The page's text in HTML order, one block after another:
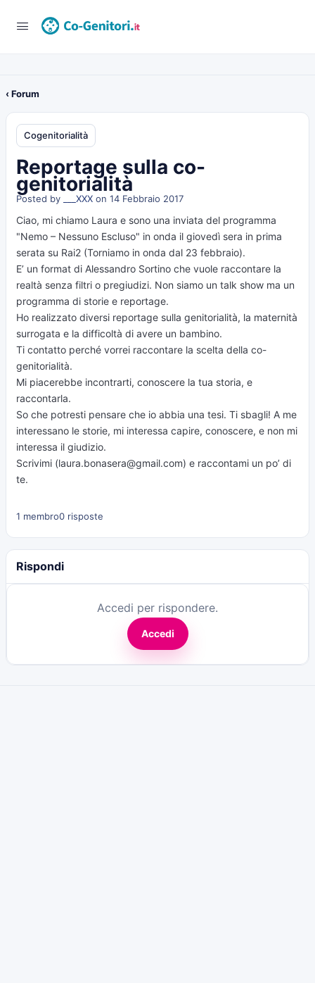
‹ Forum
Cogenitorialità
Reportage sulla co-
genitorialità
Posted by ___XXX on 14 Febbraio 2017
Ciao, mi chiamo Laura e sono una inviata del programma
"Nemo – Nessuno Escluso" in onda il giovedì sera in prima
serata su Rai2 (Torniamo in onda dal 23 febbraio).
E’ un format di Alessandro Sortino che vuole raccontare la
realtà senza filtri o pregiudizi. Non siamo un talk show ma un
programma di storie e reportage.
Ho realizzato diversi reportage sulla genitorialità, la maternità
surrogata e la difficoltà di avere un bambino.
Ti contatto perché vorrei raccontare la scelta della co-
genitorialità.
Mi piacerebbe incontrarti, conoscere la tua storia, e
raccontarla.
So che potresti pensare che io abbia una tesi. Ti sbagli! A me
interessano le storie, mi interessa capire, conoscere, e non mi
interessa il giudizio.
Scrivimi (laura.bonasera@gmail.com) e raccontami un po’ di
te.
1 membro0 risposte
Rispondi
Accedi per rispondere.
Accedi